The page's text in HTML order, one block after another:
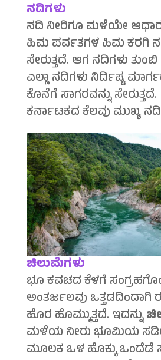
ನದಿಗಳು
ನದಿ ನೀರಿಗೂ ಮಳೆಯೇ
ಹಿಮ ಪರ್ವತಗಳ ಹಿಮ ಕರಗಿ
ಸೇರುತ್ತದೆ. ಆಗ ನದಿಗಳು
ಎಲ್ಲಾ ನದಿಗಳು ನಿರ್ದಿಷ್ಟ
ಕೊನೆಗೆ ಸಾಗರವನ್ನು ಸೇರುತ್ತದೆ.
ಕರ್ನಾಟಕದ ಕೆಲವು ಮುಖ್ಯ
ಚಿಲುಮೆಗಳು
ಭೂ ಕವಚದ ಕೆಳಗೆ
ಅಂತರ್ಜಲವು ಒತ್ತಡದಿಂದಾಗಿ
ಹೊರ ಹೊಮ್ಮುತ್ತದೆ. ಇದನ್ನು
ಮಳೆಯ ನೀರು ಭೂಮಿಯ
ಮೂಲಕ ಒಳ ಹೊಕ್ಕು ಒಂದೆಡೆ